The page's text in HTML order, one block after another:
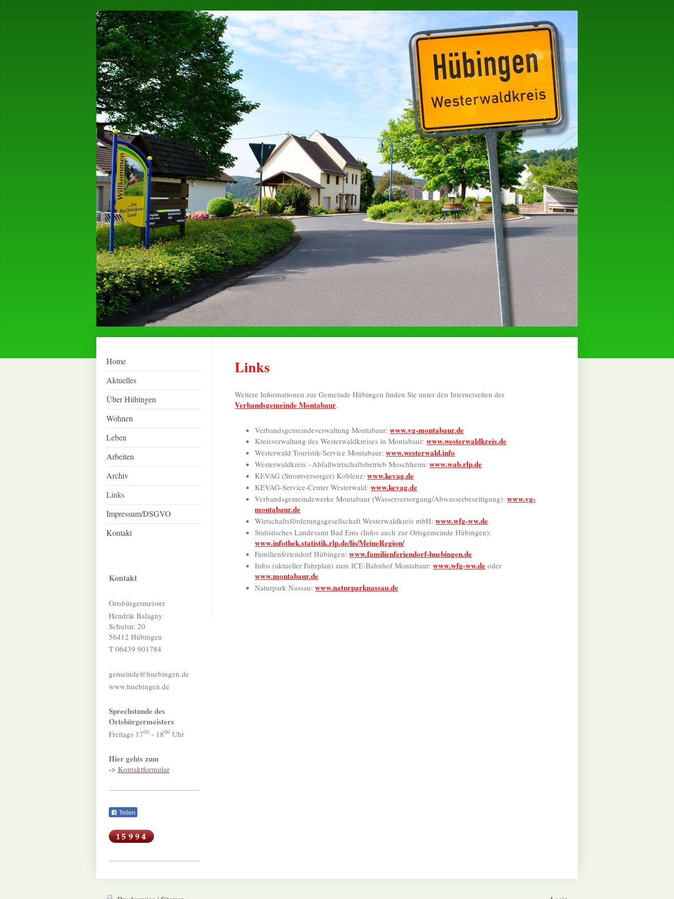
Home
Aktuelles
Über Hübingen
Wohnen
Leben
Arbeiten
Archiv
Links
Impressum/DSGVO
Kontakt
Links
Weitere Informationen zur Gemeinde Hübingen finden Sie unter den Internetseiten der
Verbandsgemeinde Montabaur.
Verbandsgemeindeverwaltung Montabaur:www.vg-montabaur.de
Kreisverwaltung des Westerwaldkreises in Montabaur:www.westerwaldkreis.de
Westerwald Touristik-Service Montabaur:www.westerwald.info
Westerwaldkreis –Abfallwirtschaftsbetrieb Moschheim:www.wab.rlp.de
KEVAG (Stromversorger) Koblenz:www.kevag.de
KEVAG-Service-Center Westerwald:www.kevag.de
Verbandsgemeindewerke Montabaur (Wasserversorgung/Abwasserbeseitigung):www.vg-
montabaur.de
Wirtschaftsförderungsgesellschaft Westerwaldkreis mbH:www.wfg-ww.de
Statistisches Landesamt Bad Ems (Infos auch zur Ortsgemeinde Hübingen):
www.infothek.statistik.rlp.de/lis/MeineRegion/
Familienferiendorf Hübingen:www.familienferiendorf-huebingen.de
Infos (aktueller Fahrplan) zum ICE-Bahnhof Montabaur:www.wfg-ww.de oder
www.montabaur.de
Naturpark Nassau:www.naturparknassau.de
Kontakt
Ortsbürgermeister
Hendrik Balagny
Schulstr. 20
56412 Hübingen
T 06439 901784
gemeinde@huebingen.de
www.huebingen.de
Sprechstunde des
Ortsbürgermeisters
Freitags 1700 - 1800 Uhr
Hier gehts zum
-> Kontaktformular
Teilen